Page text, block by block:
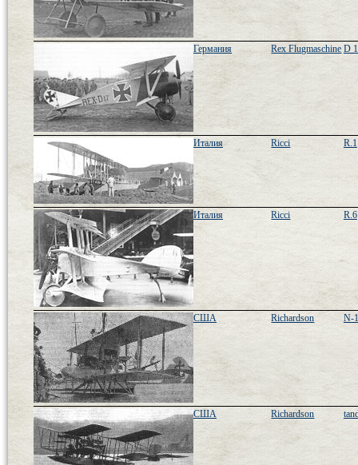
Германия Rex Flugmaschine D
Италия Ricci R.1
Италия Ricci R.6
США Richardson N-1
США Richardson